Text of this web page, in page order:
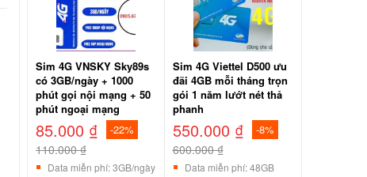
Sim 4G VNSKY Sky89s
có 3GB/ngày + 1000
phút gọi nội mạng + 50
phút ngoại mạng
85.000 ₫ -22%
110.000 ₫
Data miễn phí: 3GB/ngày
Sim 4G Viettel D500 ưu
đãi 4GB mỗi tháng trọn
gói 1 năm lướt nét thả
phanh
550.000 ₫ -8%
600.000 ₫
Data miễn phí: 48GB